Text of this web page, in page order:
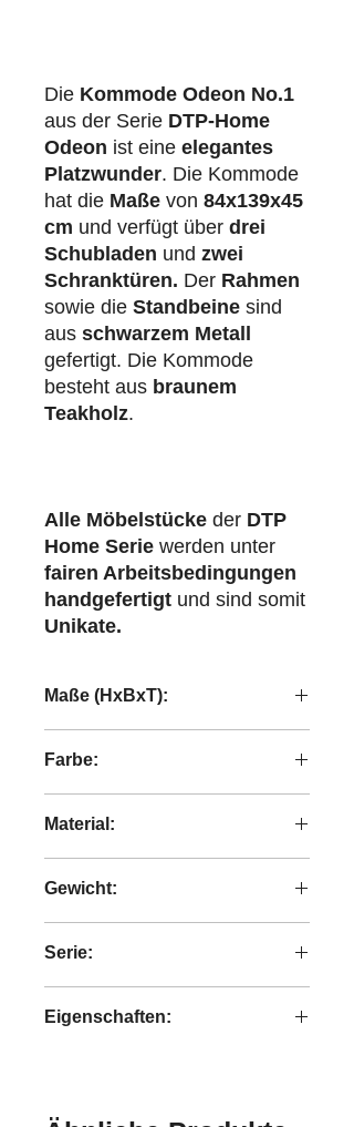
Die Kommode Odeon No.1
aus der Serie DTP-Home
Odeon ist eine elegantes
Platzwunder. Die Kommode
hat die Maße von 84x139x45
cm und verfügt über drei
Schubladen und zwei
Schranktüren. Der Rahmen
sowie die Standbeine sind
aus schwarzem Metall
gefertigt. Die Kommode
besteht aus braunem
Teakholz.
Alle Möbelstücke der DTP
Home Serie werden unter
fairen Arbeitsbedingungen
handgefertigt und sind somit
Unikate.
Maße (HxBxT):
Farbe:
Material:
Gewicht:
Serie:
Eigenschaften: